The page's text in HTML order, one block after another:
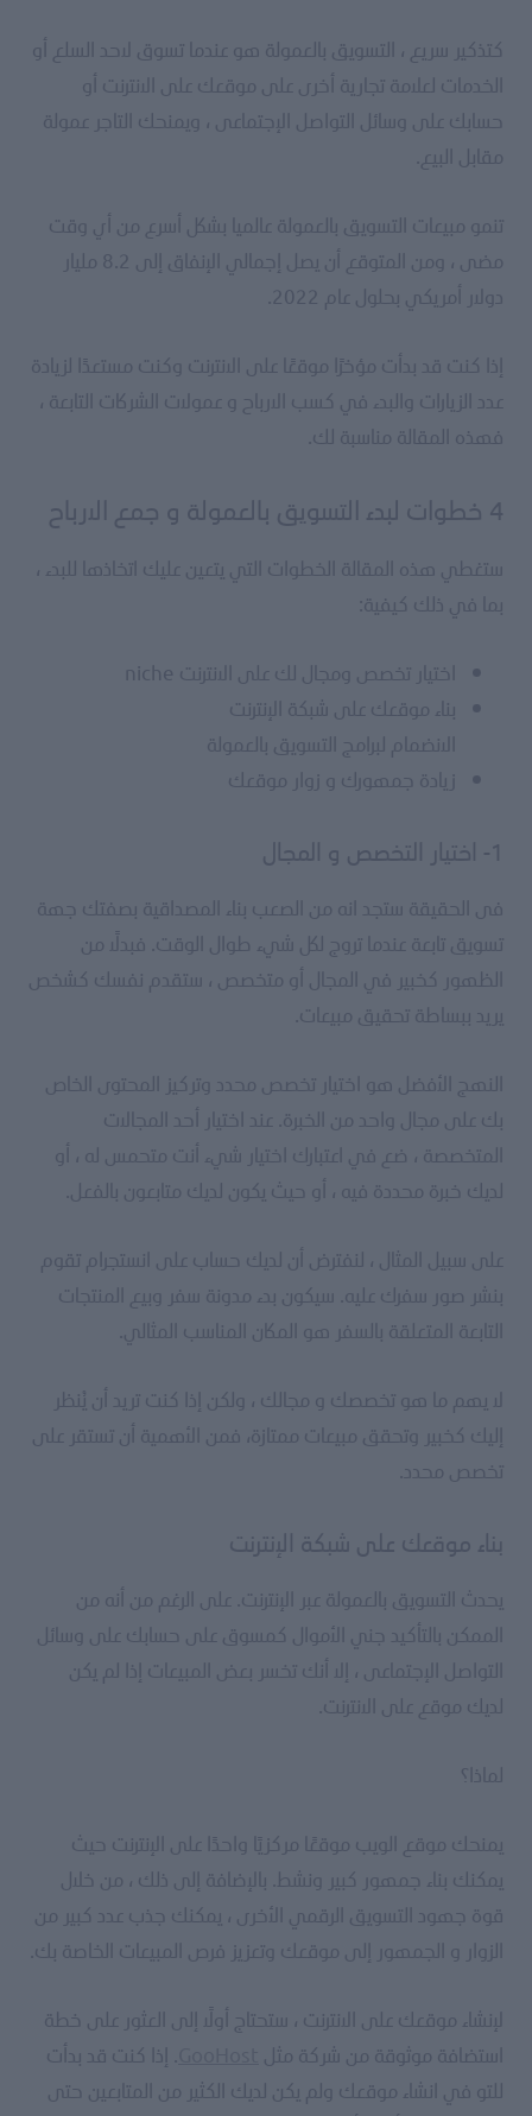
كتذكير سريع ، التسويق بالعمولة هو عندما تسوق لاحد السلع أو
الخدمات لعلامة تجارية أخرى على موقعك على الانترنت أو
حسابك على وسائل التواصل الإجتماعى ، ويمنحك التاجر عمولة
مقابل البيع.
تنمو مبيعات التسويق بالعمولة عالميا بشكل أسرع من أي وقت
مضى ، ومن المتوقع أن يصل إجمالي الإنفاق إلى 8.2 مليار
دولار أمريكي بحلول عام 2022.
إذا كنت قد بدأت مؤخرًا موقعًا على الانترنت وكنت مستعدًا لزيادة
عدد الزيارات والبدء في كسب الارباح و عمولات الشركات التابعة ،
فهذه المقالة مناسبة لك.
4 خطوات لبدء التسويق بالعمولة و جمع الارباح
ستغطي هذه المقالة الخطوات التي يتعين عليك اتخاذها للبدء ،
بما في ذلك كيفية:
اختيار تخصص ومجال لك على الانترنت niche
بناء موقعك على شبكة الإنترنت
الانضمام لبرامج التسويق بالعمولة
زيادة جمهورك و زوار موقعك
1- اختيار التخصص و المجال
فى الحقيقة ستجد انه من الصعب بناء المصداقية بصفتك جهة
تسويق تابعة عندما تروج لكل شيء طوال الوقت. فبدلاً من
الظهور كخبير في المجال أو متخصص ، ستقدم نفسك كشخص
يريد ببساطة تحقيق مبيعات.
النهج الأفضل هو اختيار تخصص محدد وتركيز المحتوى الخاص
بك على مجال واحد من الخبرة. عند اختيار أحد المجالات
المتخصصة ، ضع في اعتبارك اختيار شيء أنت متحمس له ، أو
لديك خبرة محددة فيه ، أو حيث يكون لديك متابعون بالفعل.
على سبيل المثال ، لنفترض أن لديك حساب على انستجرام تقوم
بنشر صور سفرك عليه. سيكون بدء مدونة سفر وبيع المنتجات
التابعة المتعلقة بالسفر هو المكان المناسب المثالي.
لا يهم ما هو تخصصك و مجالك ، ولكن إذا كنت تريد أن يُنظر
إليك كخبير وتحقق مبيعات ممتازة، فمن الأهمية أن تستقر على
تخصص محدد.
بناء موقعك على شبكة الإنترنت
يحدث التسويق بالعمولة عبر الإنترنت. على الرغم من أنه من
الممكن بالتأكيد جني الأموال كمسوق على حسابك على وسائل
التواصل الإجتماعى ، إلا أنك تخسر بعض المبيعات إذا لم يكن
لديك موقع على الانترنت.
لماذا؟
يمنحك موقع الويب موقعًا مركزيًا واحدًا على الإنترنت حيث
يمكنك بناء جمهور كبير ونشط. بالإضافة إلى ذلك ، من خلال
قوة جهود التسويق الرقمي الأخرى ، يمكنك جذب عدد كبير من
الزوار و الجمهور إلى موقعك وتعزيز فرص المبيعات الخاصة بك.
لإنشاء موقعك على الانترنت ، ستحتاج أولاً إلى العثور على خطة
استضافة موثوقة من شركة مثل
. إذا كنت قد بدأت
للتو في انشاء موقعك ولم يكن لديك الكثير من المتابعين حتى